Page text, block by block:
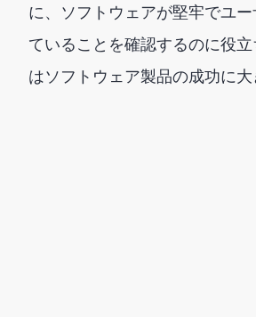
に、ソフトウェアが堅牢でユ
ていることを確認するのに役
はソフトウェア製品の成功に